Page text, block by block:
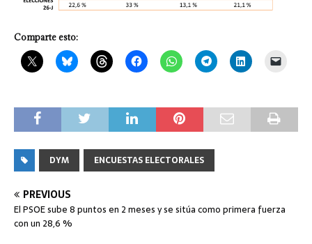
Comparte esto:
DYM ENCUESTAS ELECTORALES
PREVIOUS
El PSOE sube 8 puntos en 2 meses y se sitúa como primera fuerza
con un 28,6 %